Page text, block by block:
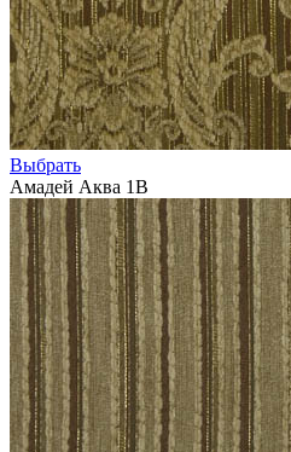
Выбрать
Амадей Аква 1В